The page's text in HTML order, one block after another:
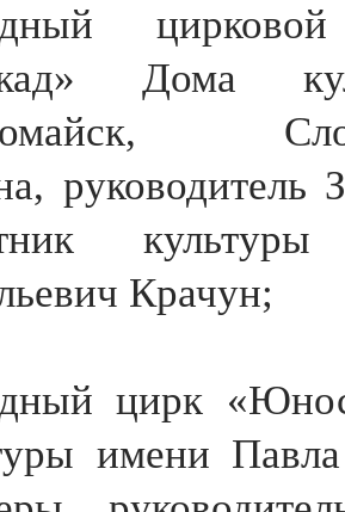
цирковой
Дома
руководитель
культуры
Крачун;
цирк
имени